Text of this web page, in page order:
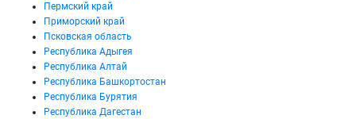
Пермский край
Приморский край
Псковская область
Республика Адыгея
Республика Алтай
Республика Башкортостан
Республика Бурятия
Республика Дагестан